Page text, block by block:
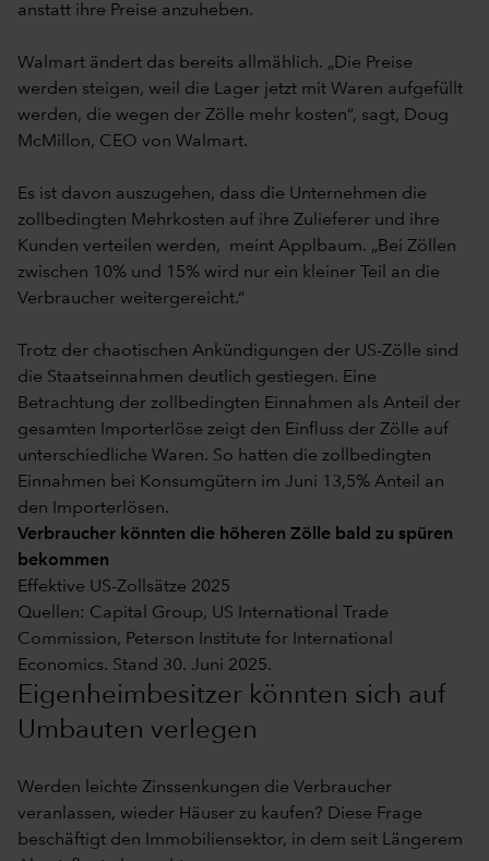
anstatt ihre Preise anzuheben.
Walmart ändert das bereits allmählich. „Die Preise
werden steigen, weil die Lager jetzt mit Waren aufgefüllt
werden, die wegen der Zölle mehr kosten“, sagt, Doug
McMillon, CEO von Walmart.
Es ist davon auszugehen, dass die Unternehmen die
zollbedingten Mehrkosten auf ihre Zulieferer und ihre
Kunden verteilen werden, meint Applbaum. „Bei Zöllen
zwischen 10% und 15% wird nur ein kleiner Teil an die
Verbraucher weitergereicht.“
Trotz der chaotischen Ankündigungen der US-Zölle sind
die Staatseinnahmen deutlich gestiegen. Eine
Betrachtung der zollbedingten Einnahmen als Anteil der
gesamten Importerlöse zeigt den Einfluss der Zölle auf
unterschiedliche Waren. So hatten die zollbedingten
Einnahmen bei Konsumgütern im Juni 13,5% Anteil an
den Importerlösen.
Verbraucher könnten die höheren Zölle bald zu spüren
bekommen
Effektive US-Zollsätze 2025
Quellen: Capital Group, US International Trade
Commission, Peterson Institute for International
Economics. Stand 30. Juni 2025.
Eigenheimbesitzer könnten sich auf
Umbauten verlegen
Werden leichte Zinssenkungen die Verbraucher
veranlassen, wieder Häuser zu kaufen? Diese Frage
beschäftigt den Immobiliensektor, in dem seit Längerem